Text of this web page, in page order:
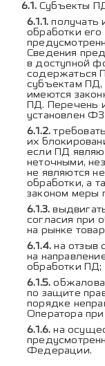
Субъекты
обработки
Сведения
в доступной
содержаться
субъектам ПД,
имеются
ПД. Перечень
установлен
их
если ПД
неточными,
не являются
обработки, а
законом меры
согласия при
на рынке
на отзыв
на
обработки ПД;
по защите
порядке
Оператора
на
Федерации.